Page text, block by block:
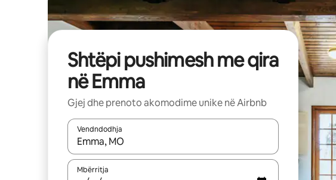
Shtëpi pushimesh me qira
në Emma
Gjej dhe prenoto akomodime unike në Airbnb
Vendndodhja
Kur rezultatet të jenë të disponueshme, lëviz me butonat e
Mbërritja